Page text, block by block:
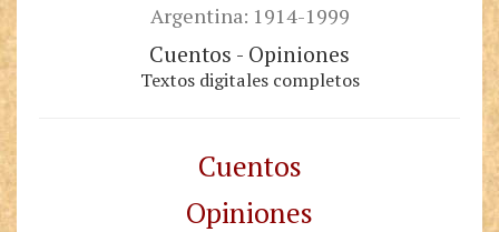
Argentina: 1914-1999
Cuentos - Opiniones
Textos digitales completos
Cuentos
Opiniones